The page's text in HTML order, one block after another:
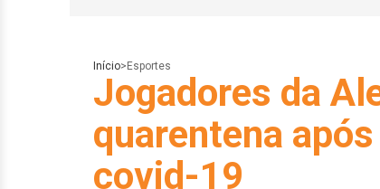
Início> Esportes
Jogadores da
quarentena
covid-19